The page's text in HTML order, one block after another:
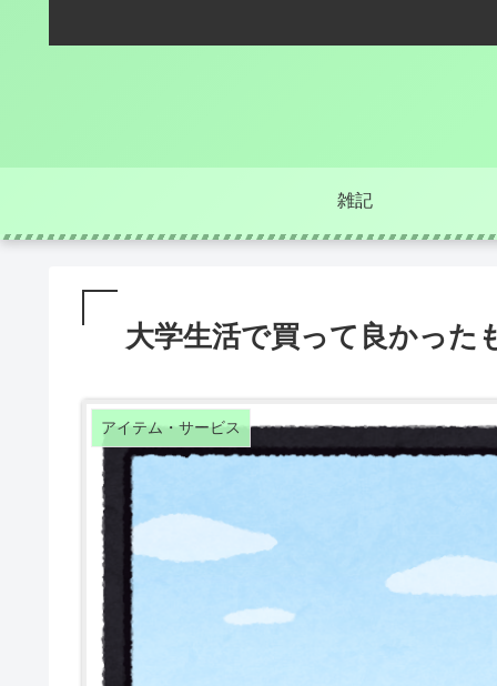
雑記
大学生活で買って良かった
アイテム・サービス